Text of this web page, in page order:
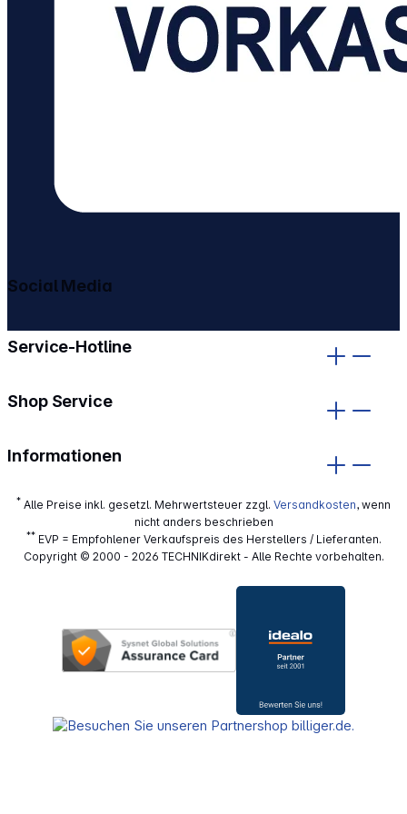
Service-Hotline
Shop Service
Informationen
Social Media
* Alle Preise inkl. gesetzl. Mehrwertsteuer zzgl. Versandkosten, wenn
nicht anders beschrieben
**EVP = Empfohlener Verkaufspreis des Herstellers / Lieferanten.
Copyright © 2000 - 2026 TECHNIKdirekt - Alle Rechte vorbehalten.